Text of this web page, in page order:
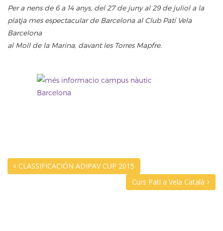
Per a nensde 6 a 14 anys, del 27 de juny al 29 de juliola la
platja mes espectacularde Barcelona al Club PatíVela
Barcelona
al Moll de la Marina, davant les Torres Mapfre.
CLASSIFICACIÓN ADIPAV CUP 2015
Curs Patí a Vela Català